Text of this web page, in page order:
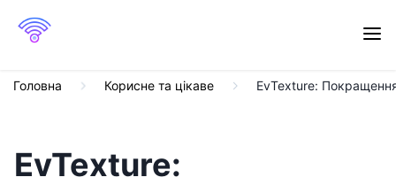
Головна Корисне та цікаве EvTexture: Покращення
EvTexture: